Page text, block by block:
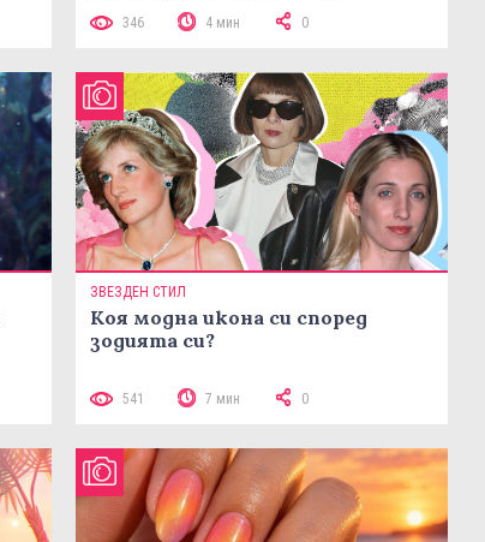
346 4 мин 0
ЗВЕЗДЕН СТИЛ
Коя модна икона си според
зодията си?
541 7 мин 0